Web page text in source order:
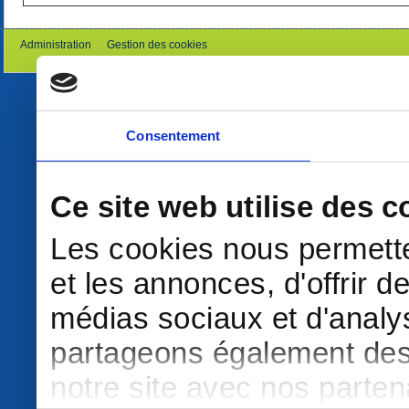
Consentement
Ce site web utilise des
Les cookies nous
et les annonces, d'offrir
médias sociaux et
partageons également
notre site avec nos
Administration Gestion des cookies